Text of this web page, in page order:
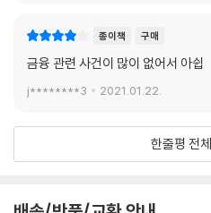
석하고 이를 법정에서 어떻게 실현할
는다. 이는 성숙하고 분별력 있는 사
은 단지 법만 다루지 않는다. 이 책은
덕적 논거를 다룬다. 이 모두가 정의
종이책 구매
금융 관련 사건이 많이 없어서 아쉽
j********3 2021.01.22.
한줄평 전